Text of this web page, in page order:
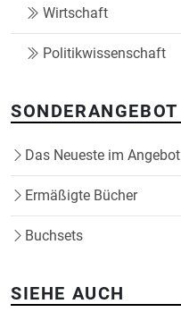
Wirtschaft
Politikwissenschaft
SONDERANGEBOT
Das Neueste im Angebot
Ermäßigte Bücher
Buchsets
SIEHE AUCH